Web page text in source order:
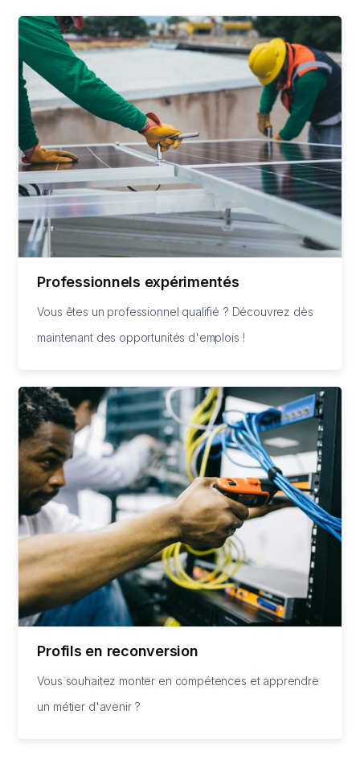
Professionnels expérimentés
Vous êtes un professionnel qualifié ? Découvrez dès
maintenant des opportunités d'emplois !
Profils en reconversion
Vous souhaitez monter en compétences et apprendre
un métier d'avenir ?